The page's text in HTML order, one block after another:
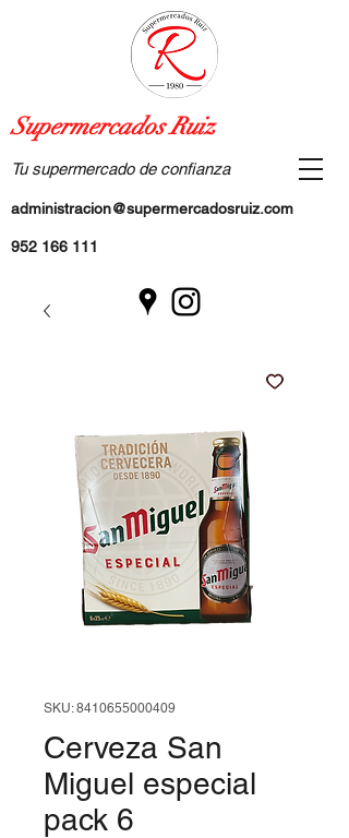
952 166 111
administracion@supermercadosruiz.com
Tu supermercado de confianza
Supermercados Ruiz
SKU: 8410655000409
Cerveza San
Miguel especial
pack 6